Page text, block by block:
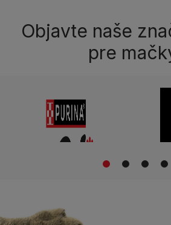
Objavte naše
pre
1 2 3 4